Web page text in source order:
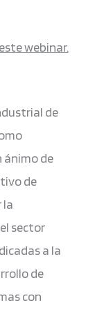
webinar.
de
ánimo de
de
la
sector
a la
de
con